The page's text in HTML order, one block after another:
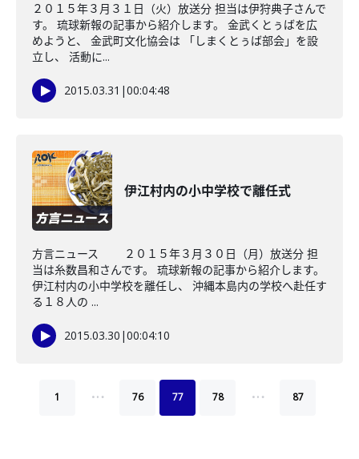
２０１５年３月３１日（火）放送分 担当は伊狩典子さんで
す。 琉球新報の記事から紹介します。 金武くとぅばを広
めようと、 金武町文化協会は 「しまくとぅば部会」を設
立し、 活動に...
2015.03.31 |00:04:48
伊江村内の小中学校で離任式
方言ニュース ２０１５年３月３０日（月）放送分 担
当は糸数昌和さんです。 琉球新報の記事から紹介します。
伊江村内の小中学校を離任し、 沖縄本島内の学校へ赴任す
る１８人の ...
2015.03.30 |00:04:10
1 … 76 77 78 … 87